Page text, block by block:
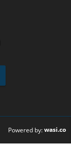
Powered by:wasi.co